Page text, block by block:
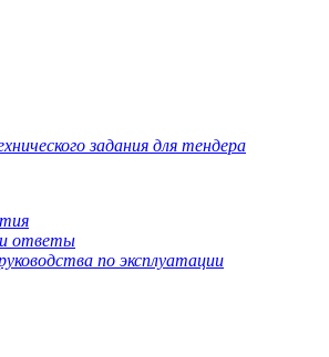
задания для тендера
ответы
по эксплуатации